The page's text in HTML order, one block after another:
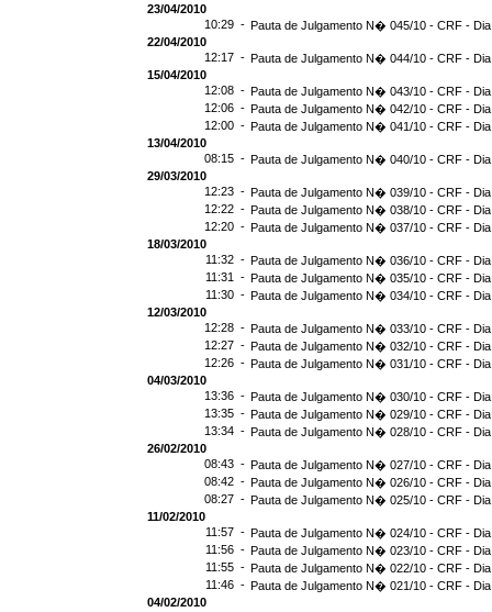
23/04/2010
10:29 - Pauta de Julgamento N� 045/10 - CRF -
22/04/2010
12:17 - Pauta de Julgamento N� 044/10 - CRF -
15/04/2010
12:08 - Pauta de Julgamento N� 043/10 - CRF -
12:06 - Pauta de Julgamento N� 042/10 - CRF -
12:00 - Pauta de Julgamento N� 041/10 - CRF -
13/04/2010
08:15 - Pauta de Julgamento N� 040/10 - CRF -
29/03/2010
12:23 - Pauta de Julgamento N� 039/10 - CRF -
12:22 - Pauta de Julgamento N� 038/10 - CRF -
12:20 - Pauta de Julgamento N� 037/10 - CRF -
18/03/2010
11:32 - Pauta de Julgamento N� 036/10 - CRF -
11:31 - Pauta de Julgamento N� 035/10 - CRF -
11:30 - Pauta de Julgamento N� 034/10 - CRF -
12/03/2010
12:28 - Pauta de Julgamento N� 033/10 - CRF -
12:27 - Pauta de Julgamento N� 032/10 - CRF -
12:26 - Pauta de Julgamento N� 031/10 - CRF -
04/03/2010
13:36 - Pauta de Julgamento N� 030/10 - CRF - Dia
13:35 - Pauta de Julgamento N� 029/10 - CRF -
13:34 - Pauta de Julgamento N� 028/10 - CRF -
26/02/2010
08:43 - Pauta de Julgamento N� 027/10 - CRF -
08:42 - Pauta de Julgamento N� 026/10 - CRF -
08:27 - Pauta de Julgamento N� 025/10 - CRF -
11/02/2010
11:57 - Pauta de Julgamento N� 024/10 - CRF -
11:56 - Pauta de Julgamento N� 023/10 - CRF -
11:55 - Pauta de Julgamento N� 022/10 - CRF -
11:46 - Pauta de Julgamento N� 021/10 - CRF -
04/02/2010